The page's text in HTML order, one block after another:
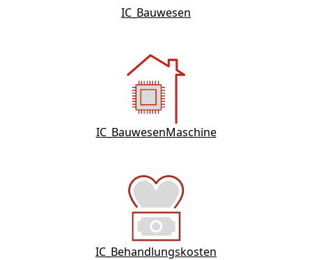
IC_Bauwesen
IC_BauwesenMaschine
IC_Behandlungskosten